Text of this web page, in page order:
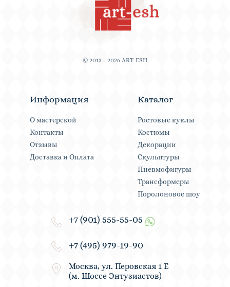
© 2013 - 2026 ART-ESH
Информация
О мастерской
Контакты
Отзывы
Доставка и Оплата
Каталог
Ростовые куклы
Костюмы
Декорации
Скульптуры
Пневмофигуры
Трансформеры
Поролоновое шоу
+7 (901) 555-55-05
+7 (495) 979-19-90
Москва, ул. Перовская 1 Е
(м. Шоссе Энтузиастов)